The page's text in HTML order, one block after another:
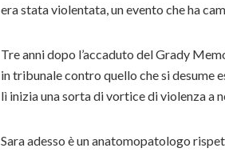
era stata violentata, un evento che ha
Tre anni dopo l’accaduto del Grady
in tribunale contro quello che si desume
lì inizia una sorta di vortice di violenza a
Sara adesso è un anatomopatologo